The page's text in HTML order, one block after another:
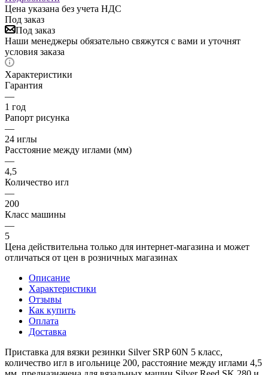
Цена указана без учета НДС
Под заказ
Под заказ
Наши менеджеры обязательно свяжутся с вами и уточнят
условия заказа
Характеристики
Гарантия
—
1 год
Рапорт рисунка
—
24 иглы
Расстояние между иглами (мм)
—
4,5
Количество игл
—
200
Класс машины
—
5
Цена действительна только для интернет-магазина и может
отличаться от цен в розничных магазинах
Описание
Характеристики
Отзывы
Как купить
Оплата
Доставка
Приставка для вязки резинки Silver SRP 60N 5 класс,
количество игл в игольнице 200, расстояние между иглами 4,5